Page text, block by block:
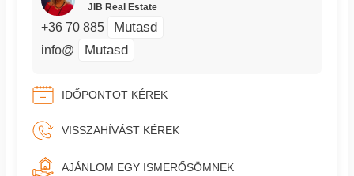
JIB Real Estate
+36 70 885 Mutasd
info@ Mutasd
IDŐPONTOT KÉREK
VISSZAHÍVÁST KÉREK
AJÁNLOM EGY ISMERŐSÖMNEK